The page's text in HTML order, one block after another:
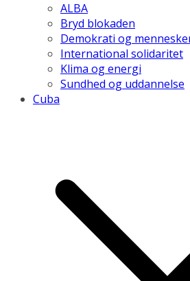
ALBA
Bryd blokaden
Demokrati og
International solidaritet
Klima og energi
Sundhed og uddannelse
Cuba